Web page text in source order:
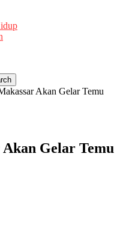
Akan Gelar Temu
Gelar Temu